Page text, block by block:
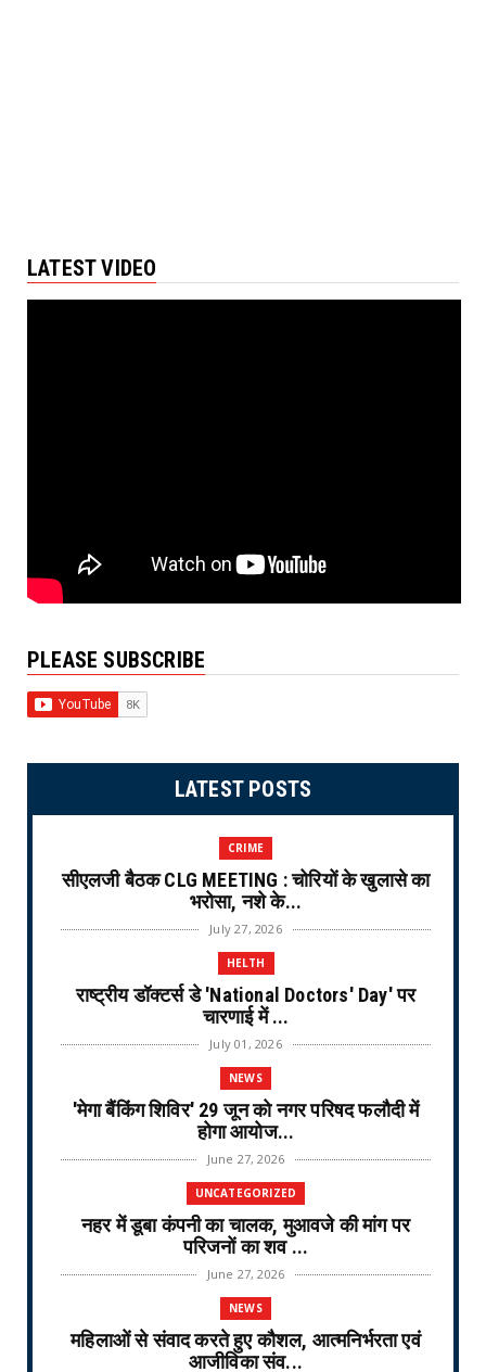
LATEST VIDEO
PLEASE SUBSCRIBE
LATEST POSTS
CRIME
सीएलजी बैठक CLG MEETING : चोरियों के खुलासे का
भरोसा, नशे के...
July 27, 2026
HELTH
राष्ट्रीय डॉक्टर्स डे 'National Doctors' Day' पर
चारणाई में ...
July 01, 2026
NEWS
'मेगा बैंकिंग शिविर' 29 जून को नगर परिषद फलौदी में
होगा आयोज...
June 27, 2026
UNCATEGORIZED
नहर में डूबा कंपनी का चालक, मुआवजे की मांग पर
परिजनों का शव ...
June 27, 2026
NEWS
महिलाओं से संवाद करते हुए कौशल, आत्मनिर्भरता एवं
आजीविका संव...